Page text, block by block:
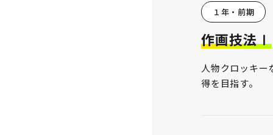
１年・前期
作画技法Ⅰ
人物クロッキー
得を目指す。